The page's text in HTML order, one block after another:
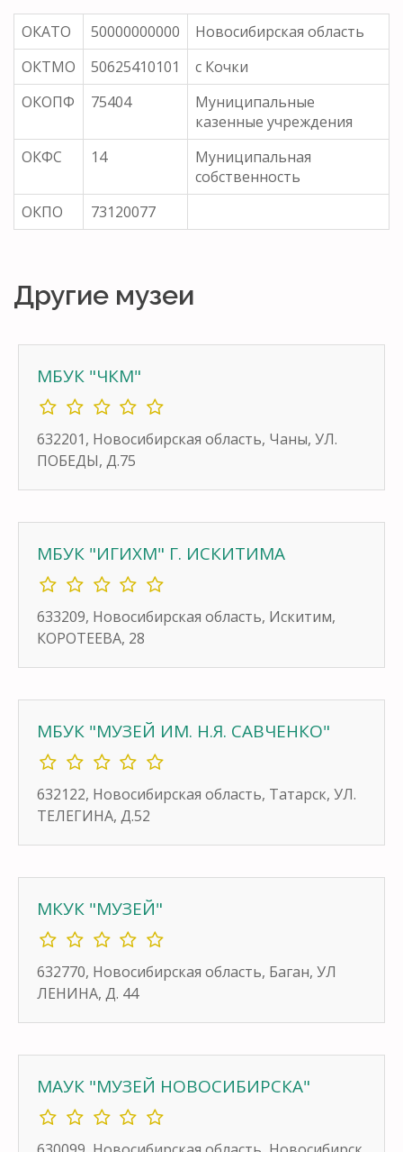
ОКАТО 50000000000
Новосибирская область
ОКТМО
50625410101
с Кочки
ОКОПФ
75404
Муниципальные
казенные учреждения
ОКФС
14
Муниципальная
собственность
ОКПО
73120077
Другие музеи
МБУК "ЧКМ"
632201, Новосибирская область, Чаны, УЛ.
ПОБЕДЫ, Д.75
МБУК "ИГИХМ" Г. ИСКИТИМА
633209, Новосибирская область, Искитим,
КОРОТЕЕВА, 28
МБУК "МУЗЕЙ ИМ. Н.Я. САВЧЕНКО"
632122, Новосибирская область, Татарск, УЛ.
ТЕЛЕГИНА, Д.52
МКУК "МУЗЕЙ"
632770, Новосибирская область, Баган, УЛ
ЛЕНИНА, Д. 44
МАУК "МУЗЕЙ НОВОСИБИРСКА"